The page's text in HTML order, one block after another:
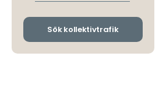
och
Sök kollektivtrafik